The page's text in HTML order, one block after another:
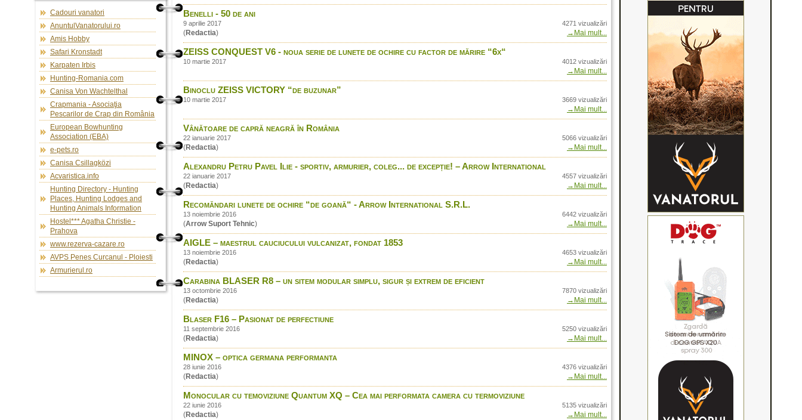
Cadouri vanatori
AnuntulVanatorului.ro
Amis Hobby
Safari Kronstadt
Karpaten Irbis
Hunting-Romania.com
Canisa Von Wachtelthal
Crapmania - Asociaţia
Pescarilor de Crap din România
European Bowhunting
Association (EBA)
e-pets.ro
Canisa Csillagközi
Acvaristica.info
Hunting Directory - Hunting
Places, Hunting Lodges and
Hunting Animals Information
Hostel*** Agatha Christie -
Prahova
www.rezerva-cazare.ro
AVPS Penes Curcanul - Ploiesti
Armurierul.ro
Carabina Mauser M03 - in Romania prin Arrow
Braconaj la cerb surprins de camere de
supraveghere
Easy Hit PXS 1000 - in lumina slaba
Cartuse B&P
vanatoare
XPR -- Xprience Performance. Winchester
LED LENSER® - The Light: Sport and Outdoor
Prinderi rapide luneta Contessa - prin
Vanatoare de lup traditionala cu ogari in Rusia,
Bushnell BackTrack Point-3 and Point-5
Bocancii Premium JahtiJakt- in Romania doar
Benelli Vinci - In Romania prin Arrow
Benelli - 50 de ani
9 aprilie 2017 4271 vizualizări
(Redactia) →Mai mult...
ZEISS CONQUEST V6 - noua serie de lunete de ochire cu factor de mărire “6x“
10 martie 2017 4012 vizualizări
→Mai mult...
Binoclu ZEISS VICTORY “de buzunar”
10 martie 2017 3669 vizualizări
→Mai mult...
Vânătoare de capră neagră în România
22 ianuarie 2017 5066 vizualizări
(Redactia) →Mai mult...
Alexandru Petru Pavel Ilie - sportiv, armurier, coleg... de excepție! – Arrow International
22 ianuarie 2017 4557 vizualizări
(Redactia) →Mai mult...
Recomăndari lunete de ochire “de goană“ - Arrow International S.R.L.
13 noiembrie 2016 6442 vizualizări
(Arrow Suport Tehnic) →Mai mult...
AIGLE – maestrul cauciucului vulcanizat, fondat 1853
13 noiembrie 2016 4653 vizualizări
(Redactia) →Mai mult...
Carabina BLASER R8 – un sitem modular simplu, sigur și extrem de eficient
13 octombrie 2016 7870 vizualizări
(Redactia) →Mai mult...
Blaser F16 – Pasionat de perfectiune
11 septembrie 2016 5250 vizualizări
(Redactia) →Mai mult...
MINOX – optica germana performanta
28 iunie 2016 4376 vizualizări
(Redactia) →Mai mult...
Monocular cu temoviziune Quantum XQ – Cea mai performata camera cu termoviziune
22 iunie 2016 5135 vizualizări
(Redactia) →Mai mult...